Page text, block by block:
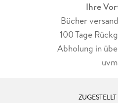
Ihre
Bücher
100 Tage
Abholung in